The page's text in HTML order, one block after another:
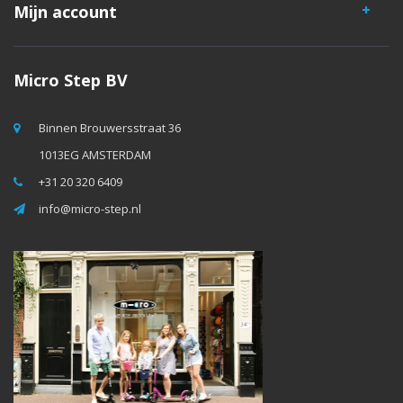
Mijn account
Micro Step BV
Binnen Brouwersstraat 36
1013EG AMSTERDAM
+31 20 320 6409
info@micro-step.nl